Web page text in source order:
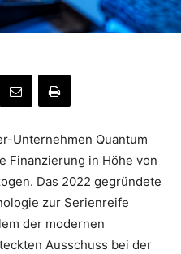
Unternehmen Quantum
Finanzierung in Höhe von
Das 2022 gegründete
zur Serienreife
der modernen
Ausschuss bei der